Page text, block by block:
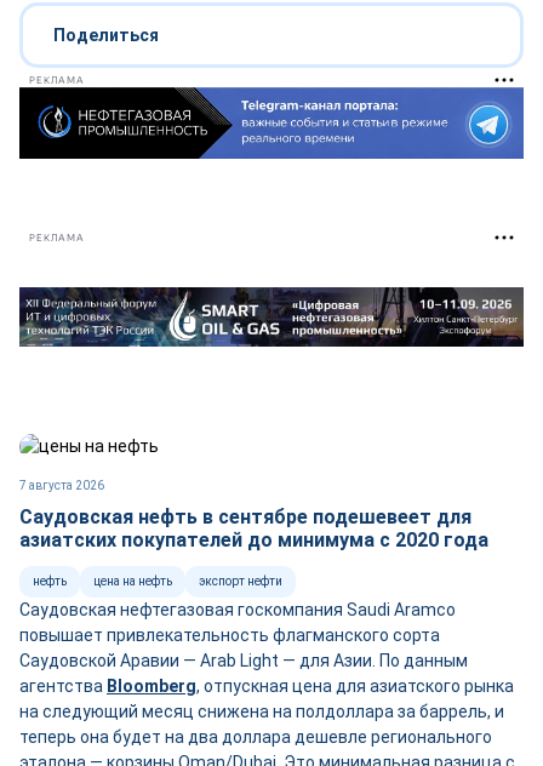
Поделиться
РЕКЛАМА
РЕКЛАМА
7 августа 2026
Саудовская нефть в сентябре подешевеет для
азиатских покупателей до минимума с 2020 года
нефть цена на нефть экспорт нефти
Саудовская нефтегазовая госкомпания Saudi Aramco
повышает привлекательность флагманского сорта
Саудовской Аравии — Arab Light — для Азии. По данным
агентства Bloomberg, отпускная цена для азиатского рынка
на следующий месяц снижена на полдоллара за баррель, и
теперь она будет на два доллара дешевле регионального